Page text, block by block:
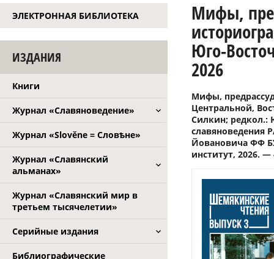
ЭЛЕКТРОННАЯ БИБЛИОТЕКА
ИЗДАНИЯ
Книги
Журнал «Славяноведение»
Журнал «Slověne = Словѣне»
Журнал «Славянский
альманах»
Журнал «Славянский мир в
третьем тысячелетии»
Серийные издания
Библиографические
Мифы,
Юго-
2026
Мифы,
Центральной,
Силкин; редкол.:
славяноведения
Йовановича ФФ
институт, 2026.